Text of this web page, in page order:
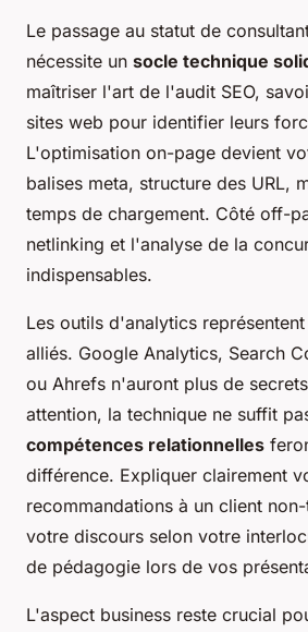
Le passage au statut de
nécessite un socle technique
maîtriser l'art de l'audit SEO,
sites web pour identifier leurs
L'optimisation on-page devient
balises meta, structure des URL,
temps de chargement. Côté off-
netlinking et l'analyse de la
indispensables.
Les outils d'analytics
alliés. Google Analytics, Search
ou Ahrefs n'auront plus de
attention, la technique ne suffit
compétences relationnelles
différence. Expliquer clairement
recommandations à un client
votre discours selon votre
de pédagogie lors de vos
L'aspect business reste crucial